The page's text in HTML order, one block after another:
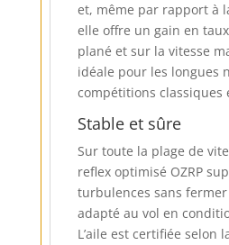
et, même par rapport à
elle offre un gain en
plané et sur la vitesse
idéale pour les longues
compétitions classiques
Stable et sûre
Sur toute la plage de
reflex optimisé OZRP
turbulences sans
adapté au vol en
L’aile est certifiée selon